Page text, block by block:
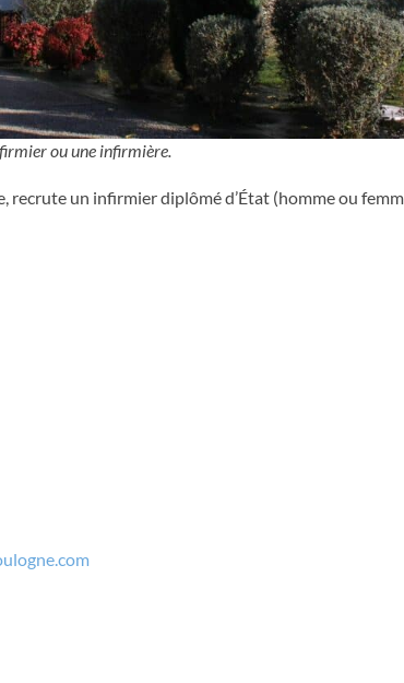
ou une infirmière.
recrute un infirmier diplômé d’État (homme ou